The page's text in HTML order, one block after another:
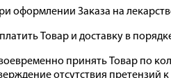
оформлении Заказа на
Товар и доставку в
принять Товар по
отсутствия претензий